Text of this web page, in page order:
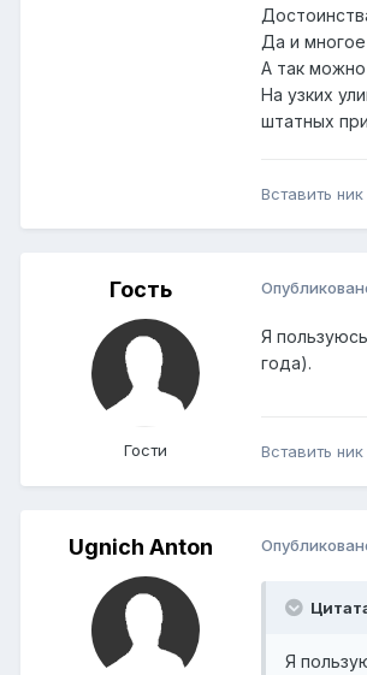
Да и многое
А так
На узких
штатных
Вставить ник
Гость
Гости
Я
года).
Вставить ник
Ugnich Anton
Я